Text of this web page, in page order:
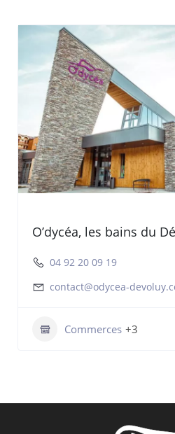
O’dycéa, les bains du
04 92 20 09 19
contact@odycea-
Commerces +3